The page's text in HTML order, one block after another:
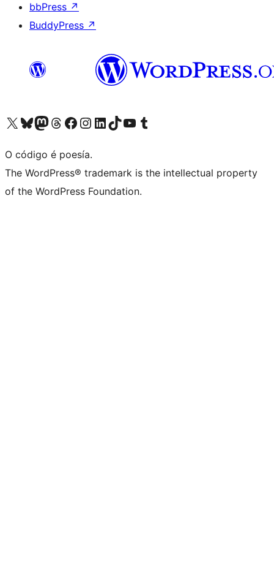
bbPress ↗
BuddyPress ↗
Visita la cuenta de X (anteriormente Twitter)
Visita a nosa conta de Bluesky
Visita a nosa conta de Mastodon
Visita a nosa conta de Threads
Visita a nosa páxina de Facebook
Visita a nosa conta de Instagram
Visita a nosa conta de LinkedIn
Visita a nosa conta de TikTok
Visita a nosa canle de YouTube
Visita a nosa conta de Tumblr
O código é poesía.
The WordPress® trademark is the intellectual property
of the WordPress Foundation.